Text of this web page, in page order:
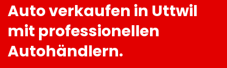
Auto verkaufen in Uttwil
mit professionellen
Autohändlern.